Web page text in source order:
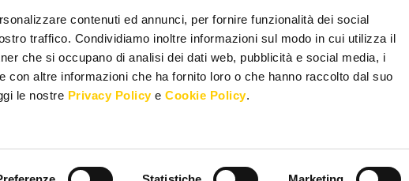
contenuti ed annunci, per fornire funzionalità dei social
traffico. Condividiamo inoltre informazioni sul modo in cui utilizza il
che si occupano di analisi dei dati web, pubblicità e social media, i
con altre informazioni che ha fornito loro o che hanno raccolto dal suo
le nostre Privacy PolicyeCookie Policy.
Indirizzo: Via Giorgio La Pira, 29,
25021 Bagnolo Mella (Brescia)
Telefono
:
+39 030.6822031
Fax: +39 030.6824864
Valore aggiunto
Contatti